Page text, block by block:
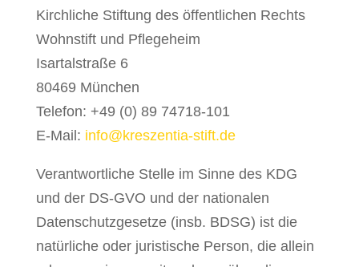
Kirchliche Stiftung des öffentlichen Rechts
Wohnstift und Pflegeheim
Isartalstraße 6
80469 München
Telefon: +49 (0) 89 74718-101
E-Mail: info@kreszentia-stift.de
Verantwortliche Stelle im Sinne des KDG
und der DS-GVO und der nationalen
Datenschutzgesetze (insb. BDSG) ist die
natürliche oder juristische Person, die allein